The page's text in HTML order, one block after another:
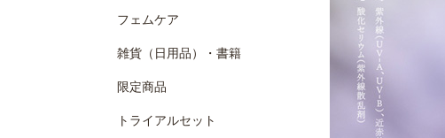
フェムケア
雑貨（日用品）・書籍
限定商品
トライアルセット